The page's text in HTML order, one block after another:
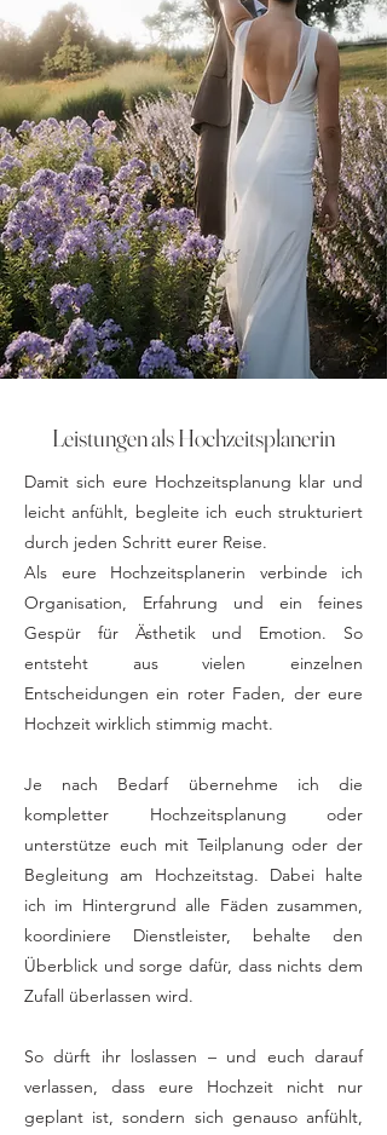
Leistungen als Hochzeitsplanerin
Damit sich eure Hochzeitsplanung klar und
leicht anfühlt, begleite ich euch strukturiert
durch jeden Schritt eurer Reise.
Als eure Hochzeitsplanerin verbinde ich
Organisation, Erfahrung und ein feines
Gespür für Ästhetik und Emotion. So
entsteht aus vielen einzelnen
Entscheidungen ein roter Faden, der eure
Hochzeit wirklich stimmig macht.
Je nach Bedarf übernehme ich die
kompletter Hochzeitsplanung oder
unterstütze euch mit Teilplanung oder der
Begleitung am Hochzeitstag. Dabei halte
ich im Hintergrund alle Fäden zusammen,
koordiniere Dienstleister, behalte den
Überblick und sorge dafür, dass nichts dem
Zufall überlassen wird.
So dürft ihr loslassen – und euch darauf
verlassen, dass eure Hochzeit nicht nur
geplant ist, sondern sich genauso anfühlt,